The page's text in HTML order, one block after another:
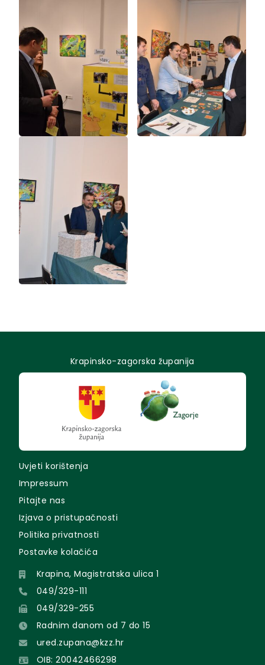
Krapinsko-zagorska županija
Uvjeti korištenja
Impressum
Pitajte nas
Izjava o pristupačnosti
Politika privatnosti
Postavke kolačića
Krapina, Magistratska ulica 1
049/329-111
049/329-255
Radnim danom od 7 do 15
ured.zupana@kzz.hr
OIB: 20042466298